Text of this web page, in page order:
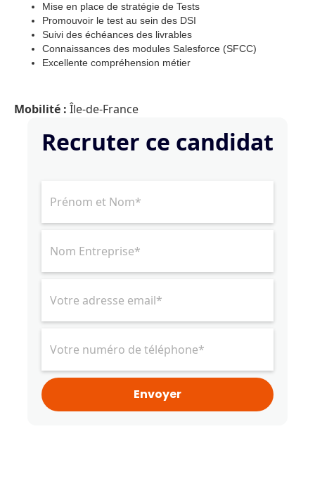
Mise en place de stratégie de Tests
Promouvoir le test au sein des DSI
Suivi des échéances des livrables
Connaissances des modules Salesforce (SFCC)
Excellente compréhension métier
Mobilité : Île-de-France
Recruter ce candidat